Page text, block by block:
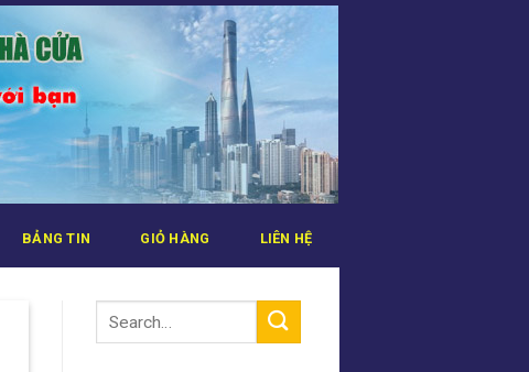
BẢNG TIN GIỎ HÀNG LIÊN HỆ